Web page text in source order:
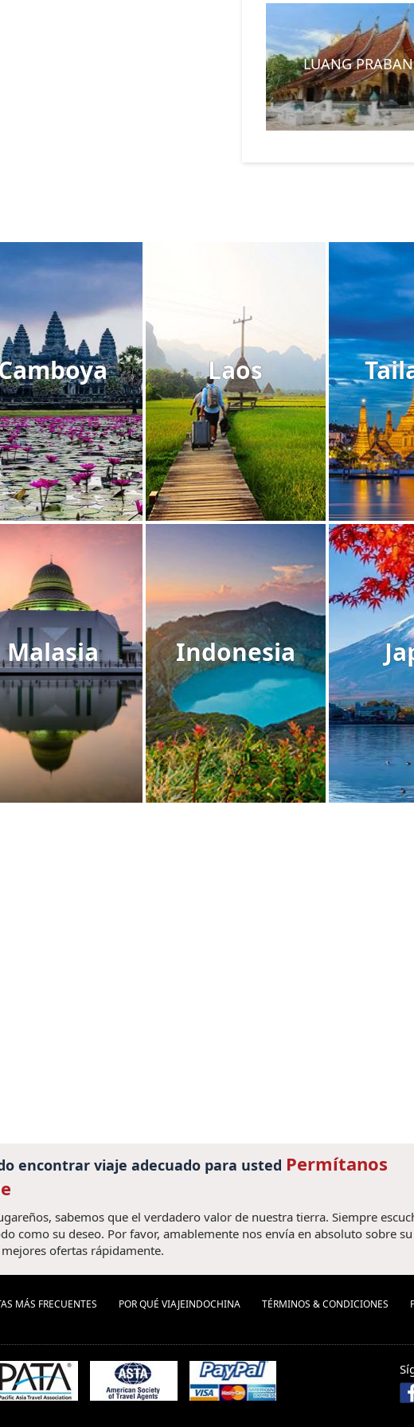
LUANG
Laos
Malasia Indonesia
encontrar viaje adecuado para usted Permítanos
sabemos que el verdadero valor de nuestra tierra. Siempre
como su deseo. Por favor, amablemente nos envía en absoluto sobre
ofertas rápidamente.
MÁS FRECUENTES POR QUÉ VIAJEINDOCHINA TÉRMINOS & CONDICIONES